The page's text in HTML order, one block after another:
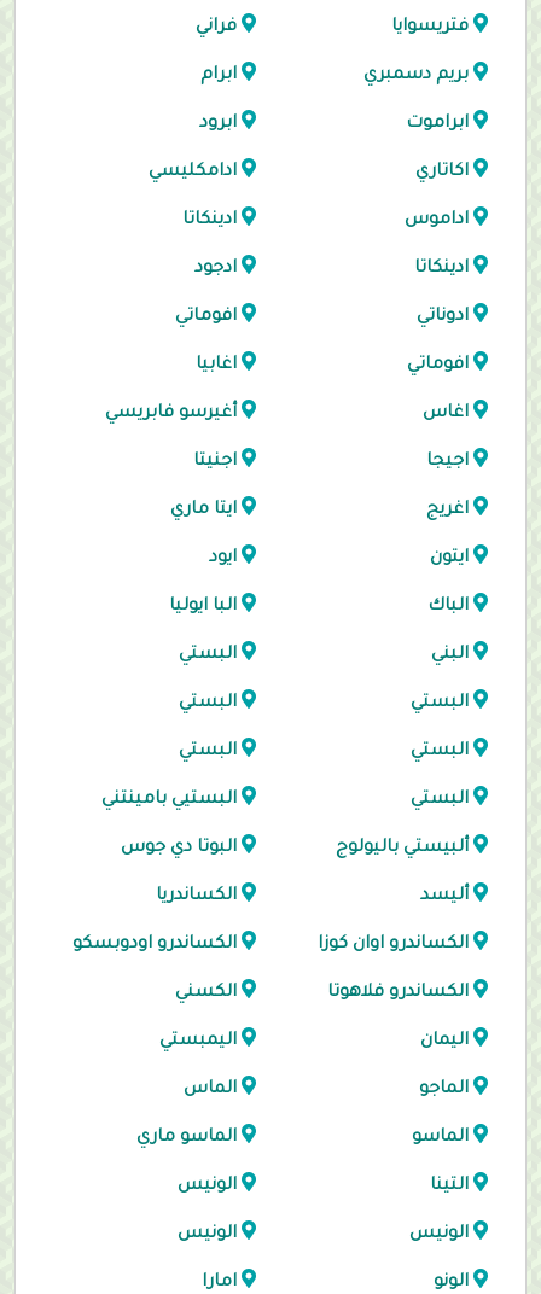
فتريسوايا فراني
بريم دسمبري ابرام
ابراموت ابرود
اكاتاري ادامكليسي
اداموس ادينكاتا
ادينكاتا ادجود
ادوناتي افوماتي
افوماتي اغابيا
اغاس أغيرسو فابريسي
اجيجا اجنيتا
اغريج ايتا ماري
ايتون ايود
الباك البا ايوليا
البني البستي
البستي البستي
البستي البستي
البستي البستيي بامينتني
ألبيستي باليولوج البوتا دي جوس
أليسد الكساندريا
الكساندرو اوان كوزا الكساندرو اودوبسكو
الكساندرو فلاهوتا الكسني
اليمان اليمبستي
الماجو الماس
الماسو الماسو ماري
التينا الونيس
الونيس الونيس
الونو امارا